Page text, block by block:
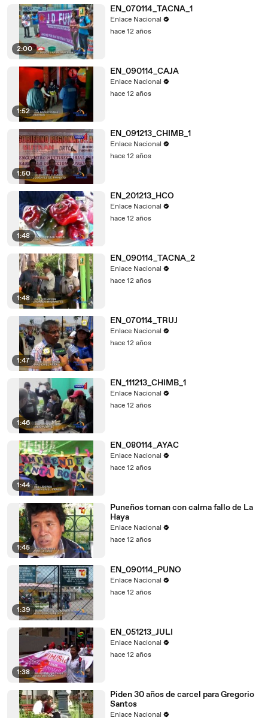
2:00
EN_070114_TACNA_1
Enlace Nacional
hace 12 años
1:52
EN_090114_CAJA
Enlace Nacional
hace 12 años
1:50
EN_091213_CHIMB_1
Enlace Nacional
hace 12 años
1:48
EN_201213_HCO
Enlace Nacional
hace 12 años
1:48
EN_090114_TACNA_2
Enlace Nacional
hace 12 años
1:47
EN_070114_TRUJ
Enlace Nacional
hace 12 años
1:46
EN_111213_CHIMB_1
Enlace Nacional
hace 12 años
1:44
EN_080114_AYAC
Enlace Nacional
hace 12 años
1:45
Puneños toman con calma fallo de La
Haya
Enlace Nacional
hace 12 años
1:39
EN_090114_PUNO
Enlace Nacional
hace 12 años
1:38
EN_051213_JULI
Enlace Nacional
hace 12 años
Piden 30 años de carcel para Gregorio
Santos
Enlace Nacional